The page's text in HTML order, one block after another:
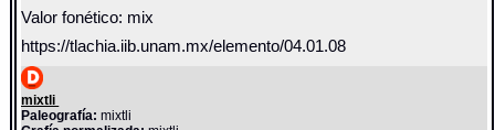
Valor fonético: mix
https://tlachia.iib.unam.mx/elemento/04.01.08
mixtli
Paleografía: mixtli